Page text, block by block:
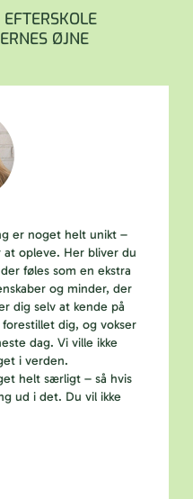
ØJNE
er noget helt unikt –
opleve. Her bliver du
føles som en ekstra
og minder, der
dig selv at kende på
dig, og vokser
dag. Vi ville ikke
i verden.
helt særligt – så hvis
ud i det. Du vil ikke